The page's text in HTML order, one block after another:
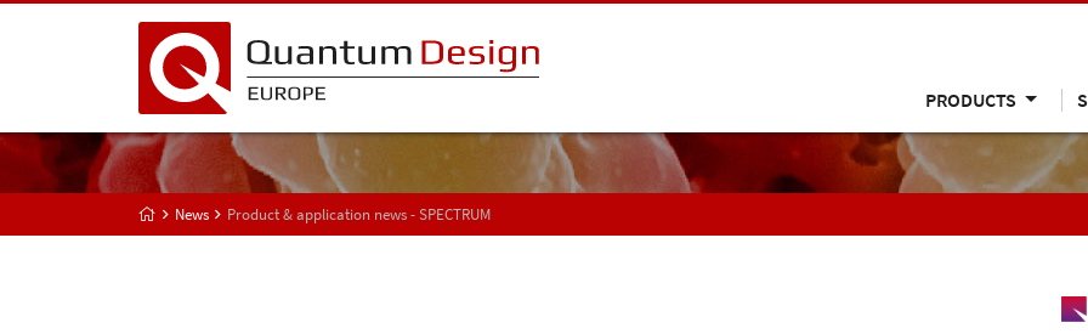
PRODUCTS
News Product & application news - SPECTRUM